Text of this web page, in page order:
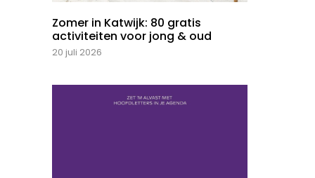
Zomer in Katwijk: 80 gratis
activiteiten voor jong & oud
20 juli 2026